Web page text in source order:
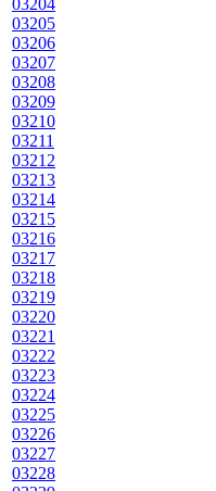
03204
03205
03206
03207
03208
03209
03210
03211
03212
03213
03214
03215
03216
03217
03218
03219
03220
03221
03222
03223
03224
03225
03226
03227
03228